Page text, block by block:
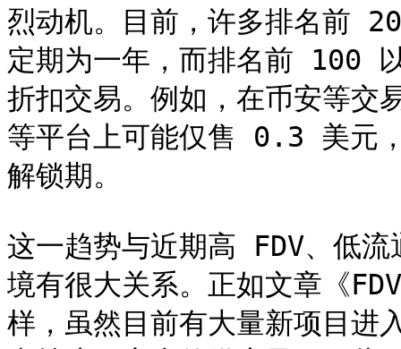
烈动机。目前，许多排名前
定期为一年，而排名前 100
折扣交易。例如，在币安等
等平台上可能仅售 0.3 美元
解锁期。
这一趋势与近期高 FDV、低
境有很大关系。正如文章《
样，虽然目前有大量新项目进